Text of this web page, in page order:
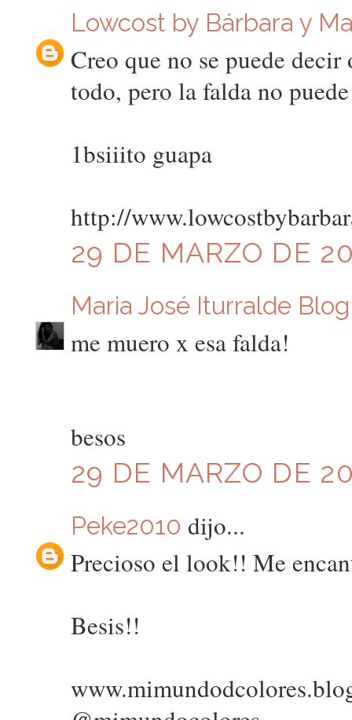
Lowcost by Bárbara y
Creo que no se puede
todo, pero la falda no
1bsiiito guapa
http://
29 DE MARZO DE
Maria José Iturralde Blog
me muero x esa falda!
besos
29 DE MARZO DE
Peke2010 dijo...
Precioso el look!! Me
Besis!!